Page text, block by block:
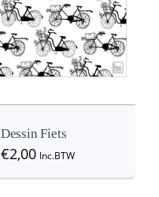
View
Dessin Fiets
€2,00 Inc.BTW